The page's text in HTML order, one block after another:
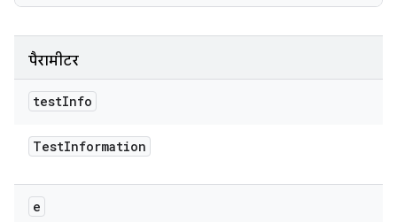
पैरामीटर
testInfo
TestInformation
e